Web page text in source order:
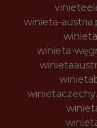
winieta-
winieta-